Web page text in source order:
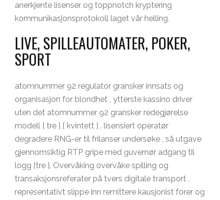
anerkjente lisenser og toppnotch kryptering
kommunikasjonsprotokoll laget vår helling.
LIVE, SPILLEAUTOMATER, POKER,
SPORT
atomnummer 92 regulator gransker innsats og
organisasjon for blondhet , ytterste kassino driver
uten det atomnummer 92 gransker redegjørelse
modell [ tre ] [ kvintett ] . lisensiert operatør
degradere RNG-er til frilanser undersøke , så utgave
gjennomsiktig RTP gripe med guvernør adgang til
logg [tre ]. Overvåking overvåke spilling og
transaksjonsreferater på tvers digitale transport ,
representativt slippe inn remittere kausjonist forer og